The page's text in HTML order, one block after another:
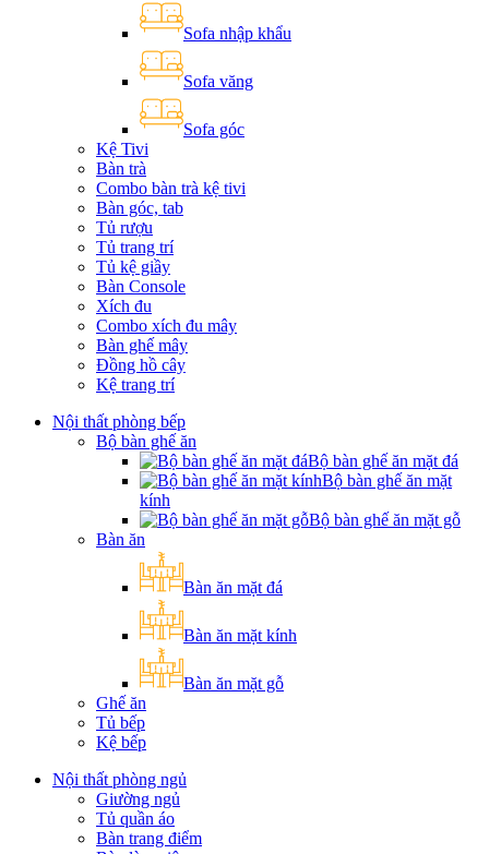
Sofa nhập khẩu
Sofa văng
Sofa góc
Kệ Tivi
Bàn trà
Combo bàn trà kệ tivi
Bàn góc, tab
Tủ rượu
Tủ trang trí
Tủ kệ giầy
Bàn Console
Xích đu
Combo xích đu mây
Bàn ghế mây
Đồng hồ cây
Kệ trang trí
Nội thất phòng bếp
Bộ bàn ghế ăn
Bộ bàn ghế ăn mặt đá
Bộ bàn ghế ăn mặt
kính
Bộ bàn ghế ăn mặt gỗ
Bàn ăn
Bàn ăn mặt đá
Bàn ăn mặt kính
Bàn ăn mặt gỗ
Ghế ăn
Tủ bếp
Kệ bếp
Nội thất phòng ngủ
Giường ngủ
Tủ quần áo
Bàn trang điểm